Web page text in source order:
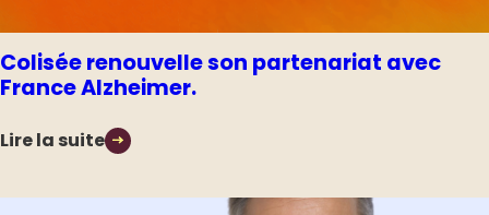
Colisée renouvelle son partenariat avec
France Alzheimer.
Lire la suite